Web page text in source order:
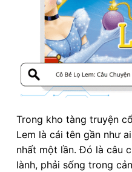
Trong kho tàng truyện
Lem là cái tên gần như
nhất một lần. Đó là câu
lành, phải sống trong